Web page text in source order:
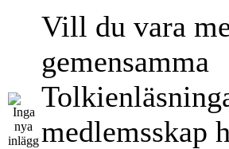
Vill du vara
gemensamma
medlemsskap